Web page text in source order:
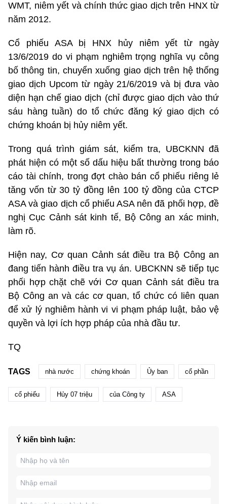
WMT, niêm yết và chính thức giao dịch trên HNX từ
năm 2012.
Cổ phiếu ASA bị HNX hủy niêm yết từ ngày
13/6/2019 do vi phạm nghiêm trọng nghĩa vụ công
bố thông tin, chuyển xuống giao dịch trên hệ thống
giao dịch Upcom từ ngày 21/6/2019 và bị đưa vào
diện hạn chế giao dịch (chỉ được giao dịch vào thứ
sáu hàng tuần) do tổ chức đăng ký giao dịch có
chứng khoán bị hủy niêm yết.
Trong quá trình giám sát, kiểm tra, UBCKNN đã
phát hiện có một số dấu hiệu bất thường trong báo
cáo tài chính, trong đợt chào bán cổ phiếu riêng lẻ
tăng vốn từ 30 tỷ đồng lên 100 tỷ đồng của CTCP
ASA và giao dịch cổ phiếu ASA nên đã phối hợp, đề
nghị Cục Cảnh sát kinh tế, Bộ Công an xác minh,
làm rõ.
Hiện nay, Cơ quan Cảnh sát điều tra Bộ Công an
đang tiến hành điều tra vụ án. UBCKNN sẽ tiếp tục
phối hợp chặt chẽ với Cơ quan Cảnh sát điều tra
Bộ Công an và các cơ quan, tổ chức có liên quan
để xử lý nghiêm hành vi vi phạm pháp luật, bảo vệ
quyền và lợi ích hợp pháp của nhà đầu tư.
TQ
TAGS nhà nước chứng khoán Ủy ban cổ phần
cổ phiếu Hủy 07 triệu của Công ty ASA
Ý kiến bình luận: